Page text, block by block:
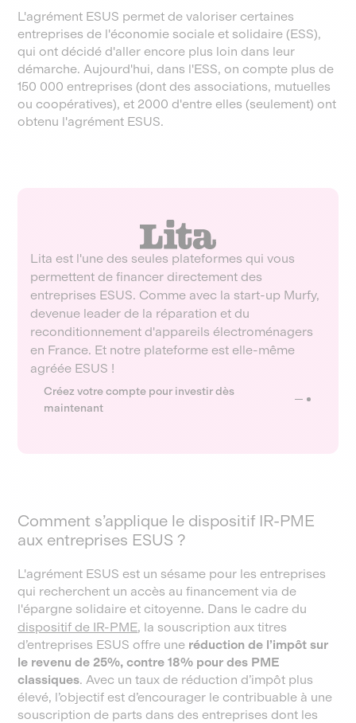
L'agrément ESUS permet de valoriser certaines
entreprises de l'économie sociale et solidaire (ESS),
qui ont décidé d'aller encore plus loin dans leur
démarche. Aujourd'hui, dans l'ESS, on compte plus de
150 000 entreprises (dont des associations, mutuelles
ou coopératives), et 2000 d'entre elles (seulement) ont
obtenu l'agrément ESUS.
Lita est l'une des seules plateformes qui vous
permettent de financer directement des
entreprises ESUS. Comme avec la start-up Murfy,
devenue leader de la réparation et du
reconditionnement d'appareils électroménagers
en France. Et notre plateforme est elle-même
agréée ESUS !
Créez votre compte pour investir dès
maintenant
Comment s’applique le dispositif IR-PME
aux entreprises ESUS ?
L'agrément ESUS est un sésame pour les entreprises
qui recherchent un accès au financement via de
l'épargne solidaire et citoyenne. Dans le cadre du
dispositif de IR-PME, la souscription aux titres
d’entreprises ESUS offre une réduction de l’impôt sur
le revenu de 25%, contre 18% pour des PME
classiques. Avec un taux de réduction d’impôt plus
élevé, l’objectif est d’encourager le contribuable à une
souscription de parts dans des entreprises dont les